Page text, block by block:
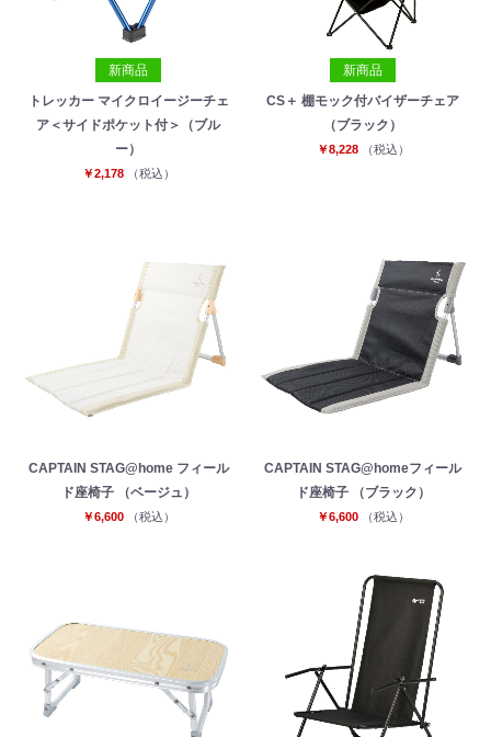
新商品
トレッカー マイクロイージーチェ
ア＜サイドポケット付＞（ブル
ー）
￥2,178 （税込）
新商品
CS＋ 棚モック付バイザーチェア
（ブラック）
￥8,228 （税込）
CAPTAIN STAG@home フィール
ド座椅子 （ベージュ）
￥6,600 （税込）
CAPTAIN STAG@homeフィール
ド座椅子 （ブラック）
￥6,600 （税込）